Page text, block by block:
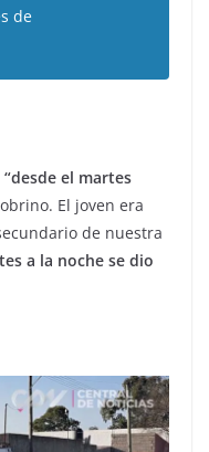
de
“desde el martes
El joven era
de nuestra
a la noche se dio